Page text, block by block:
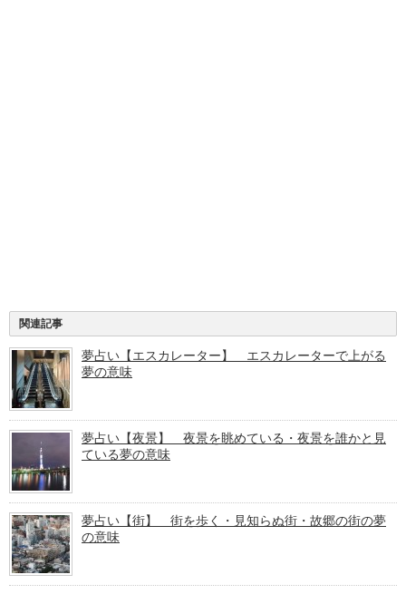
関連記事
夢占い【エスカレーター】 エスカレーターで上がる
夢の意味
夢占い【夜景】 夜景を眺めている・夜景を誰かと見
ている夢の意味
夢占い【街】 街を歩く・見知らぬ街・故郷の街の夢
の意味